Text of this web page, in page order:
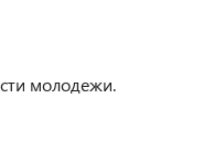
молодежи.